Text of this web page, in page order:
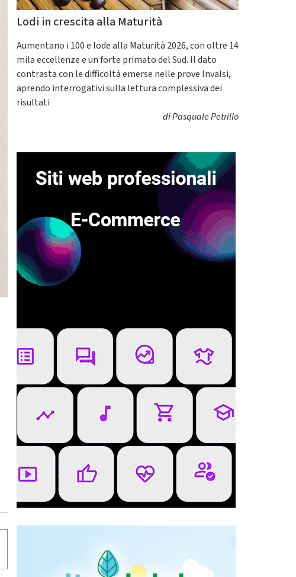
Lodi in crescita alla Maturità
Aumentano i 100 e lode alla Maturità 2026, con oltre 14
mila eccellenze e un forte primato del Sud. Il dato
contrasta con le difficoltà emerse nelle prove Invalsi,
aprendo interrogativi sulla lettura complessiva dei
risultati
diPasquale Petrillo